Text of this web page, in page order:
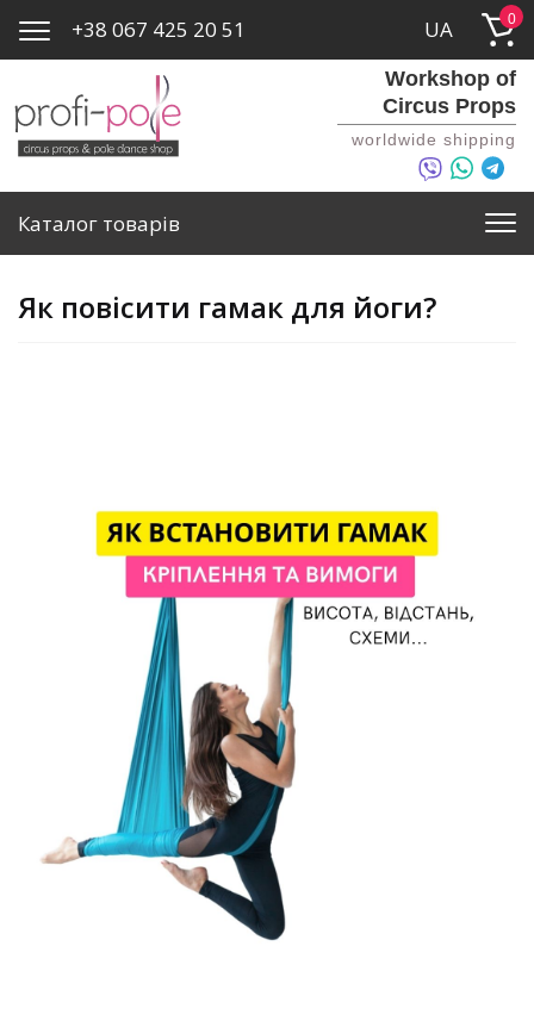
0
UA
+38 067 425 20 51
Workshop of
Circus Props
worldwide shipping
Каталог товарів
Як повісити гамак для йоги?